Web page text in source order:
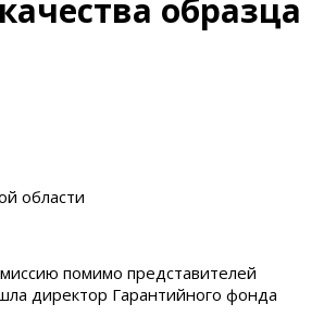
образца
области
помимо представителей
директор Гарантийного фонда